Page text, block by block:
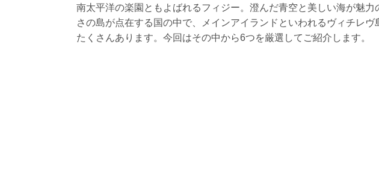
南太平洋の楽園ともよばれるフィジー。澄んだ青空と美しい海が魅力
さの島が点在する国の中で、メインアイランドといわれるヴィチレ
たくさんあります。今回はその中から6つを厳選してご紹介します。